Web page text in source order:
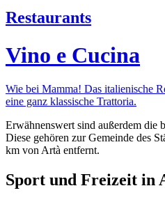
Restaurants
Vino e Cucina
Wie bei Mamma! Das italienische
eine ganz klassische Trattoria.
Erwähnenswert sind außerdem die
Diese gehören zur Gemeinde des
km von Artà entfernt.
Sport und Freizeit in